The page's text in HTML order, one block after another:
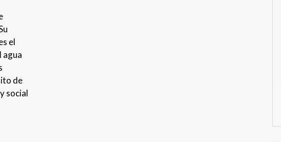
el
agua
de
social